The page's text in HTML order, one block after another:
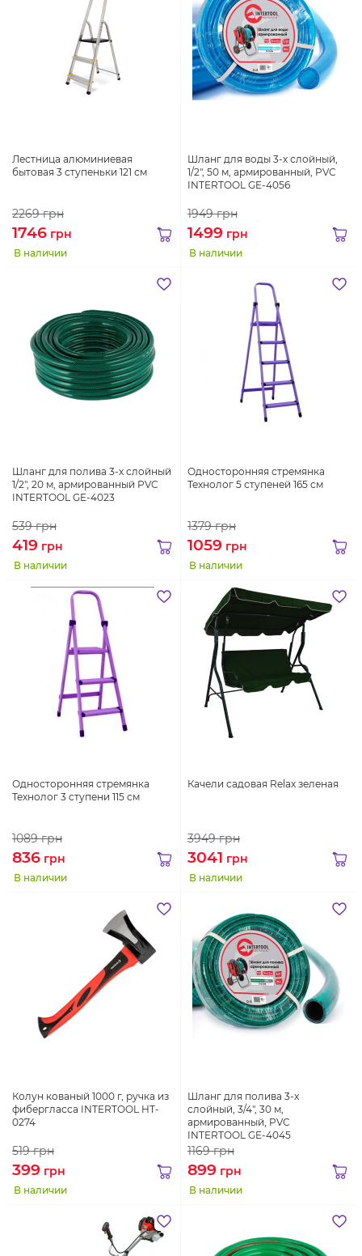
Лестница алюминиевая
бытовая 3 ступеньки 121 см
2269грн
1746 грн
В наличии
Шланг для воды 3-х слойный,
1/2", 50 м, армированный, PVC
INTERTOOL GE-4056
1949грн
1499 грн
В наличии
Шланг для полива 3-х слойный
1/2", 20 м, армированный PVC
INTERTOOL GE-4023
539грн
419 грн
В наличии
Односторонняя стремянка
Технолог 5 ступеней 165 см
1379грн
1059 грн
В наличии
Односторонняя стремянка
Технолог 3 ступени 115 см
1089грн
836 грн
В наличии
Качели садовая Relax зеленая
3949грн
3041 грн
В наличии
Колун кованый 1000 г, ручка из
фибергласса INTERTOOL HT-
0274
519грн
399 грн
В наличии
Шланг для полива 3-х
слойный, 3/4", 30 м,
армированный, PVC
INTERTOOL GE-4045
1169грн
899 грн
В наличии